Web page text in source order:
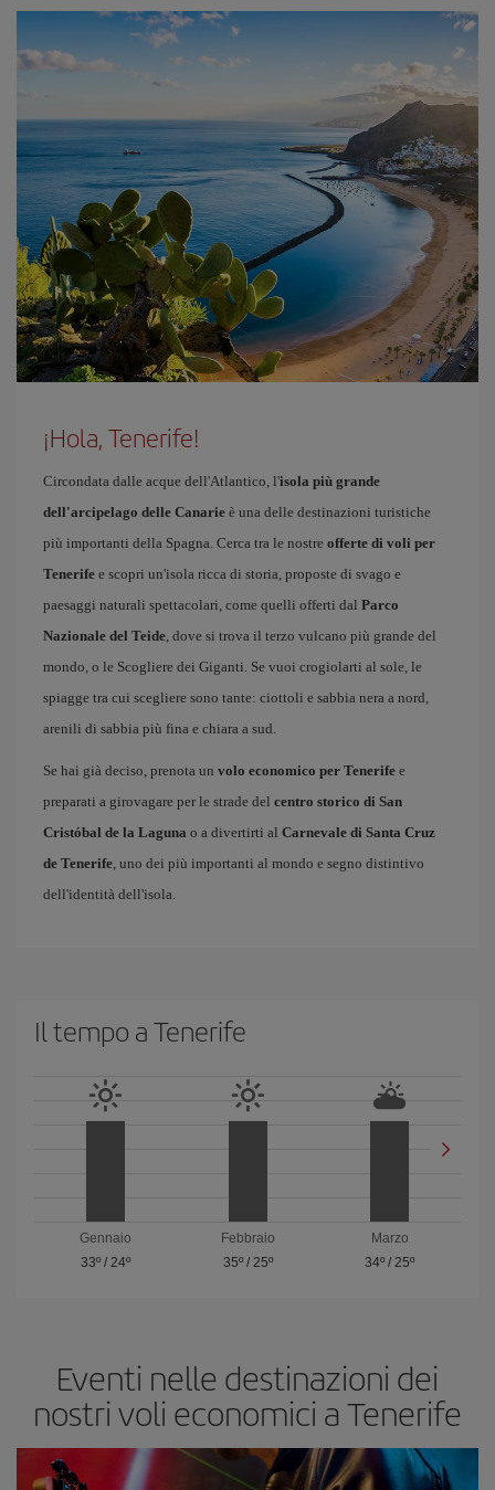
¡Hola, Tenerife!
Circondata dalle acque dell'Atlantico, l'isola più grande
dell'arcipelago delle Canarie è una delle destinazioni turistiche
più importanti della Spagna. Cerca tra le nostre offerte di voli per
Tenerife e scopri un'isola ricca di storia, proposte di svago e
paesaggi naturali spettacolari, come quelli offerti dal Parco
Nazionale del Teide, dove si trova il terzo vulcano più grande del
mondo, o le Scogliere dei Giganti. Se vuoi crogiolarti al sole, le
spiagge tra cui scegliere sono tante: ciottoli e sabbia nera a nord,
arenili di sabbia più fina e chiara a sud.
Se hai già deciso, prenota un volo economico per Tenerife e
preparati a girovagare per le strade del centro storico di San
Cristóbal de la Laguna o a divertirti al Carnevale di Santa Cruz
de Tenerife, uno dei più importanti al mondo e segno distintivo
dell'identità dell'isola.
Il tempo a Tenerife
Gennaio
33º/ 24º
Febbraio
35º/ 25º
Marzo
34º /25º
Eventi nelle destinazioni dei
nostri voli economici a Tenerife